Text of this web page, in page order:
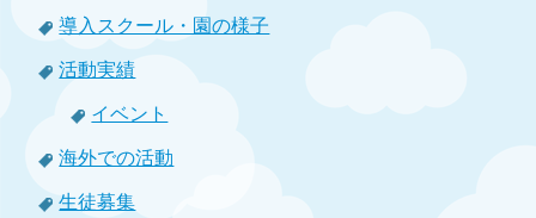
導入スクール・園の様子
活動実績
イベント
海外での活動
生徒募集